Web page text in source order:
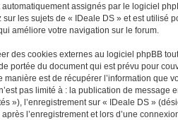
assignés par le logiciel
les sujets de « IDeale DS » et est utilisé
améliore votre navigation sur le forum.
des cookies externes au logiciel phpBB
portée du document qui est prévu pour
manière est de récupérer l’information que
pas limité à : la publication de message
»), l’enregistrement sur « IDeale DS »
l’enregistrement et lors d’une